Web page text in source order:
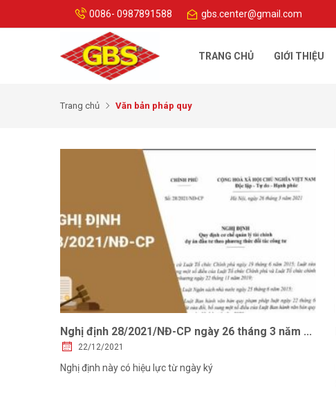
0086- 0987891588 gbs.center@gmail.com
TRANG CHỦ GIỚI THIỆU
Trang chủ Văn bản pháp quy
Nghị định 28/2021/NĐ-CP ngày 26 tháng 3 năm ...
22/12/2021
Nghị định này có hiệu lực từ ngày ký